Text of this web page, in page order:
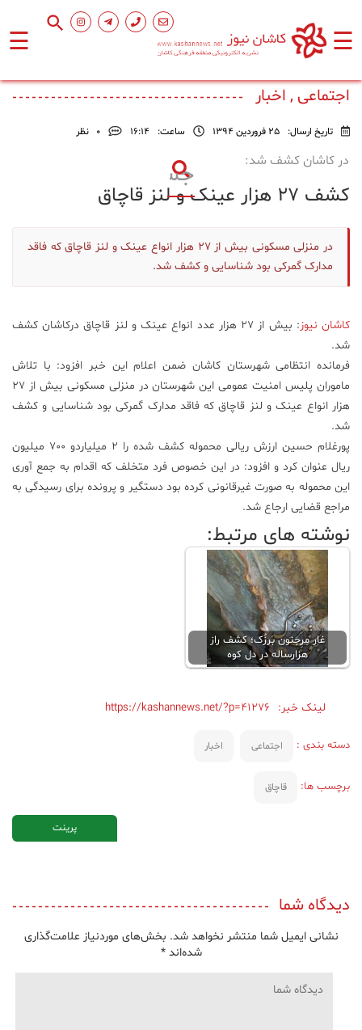
☰ ☰
اصلی
فرهنگ
هنر
ورزشی
محیط
زیست
علم
و
فناوری
عکس
پادکست
فرهنگی
هنری
اجتماعی , اخبار
تاریخ ارسال: 25 فروردین 1394 ساعت: ۱۶:۱۴ 0 نظر
در کاشان کشف شد:
کشف ۲۷ هزار عینک و لنز قاچاق
در منزلی مسکونی بیش از ۲۷ هزار انواع عینک و لنز قاچاق که فاقد
مدارک گمرکی بود شناسایی و کشف شد.
کاشان نیوز
: بیش از ۲۷ هزار عدد انواع عینک و لنز قاچاق درکاشان کشف
شد.
فرمانده انتظامی شهرستان کاشان ضمن اعلام این خبر افزود: با تلاش
ماموران پلیس امنیت عمومی این شهرستان در منزلی مسکونی بیش از ۲۷
هزار انواع عینک و لنز قاچاق که فاقد مدارک گمرکی بود شناسایی و کشف
شد.
پورغلام حسین ارزش ریالی محموله کشف شده را ۲ میلیاردو ۷۰۰ میلیون
ریال عنوان کرد و افزود: در این خصوص فرد متخلف که اقدام به جمع آوری
این محموله به صورت غیرقانونی کرده بود دستگیر و پرونده برای رسیدگی به
مراجع قضایی ارجاع شد.
نوشته های مرتبط:
غار مِرِجنون بَرزٌک؛ کشف راز
هزارساله در دل کوه
لینک خبر: https://kashannews.net/?p=41276
دسته بندی : اجتماعی اخبار
برچسب ها: قاچاق
پرینت
دیدگاه شما
نشانی ایمیل شما منتشر نخواهد شد. بخش‌های موردنیاز علامت‌گذاری
شده‌اند*